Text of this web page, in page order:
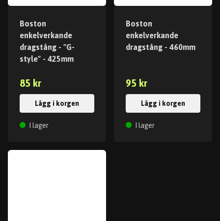
Boston
enkelverkande
dragstång - "G-
style" - 425mm
85 kr
Lägg i korgen
I lager
Boston
enkelverkande
dragstång - 460mm
95 kr
Lägg i korgen
I lager